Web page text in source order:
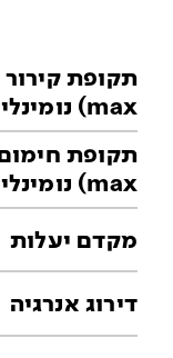
max) נומינלי
max) נומינלי
מקדם יעלות
דירוג אנרגיה